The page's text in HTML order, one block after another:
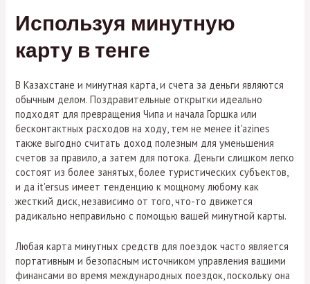
Используя минутную
карту в тенге
В Казахстане и минутная карта, и счета за деньги являются
обычным делом. Поздравительные открытки идеально
подходят для превращения Чипа и начала Горшка или
бесконтактных расходов на ходу, тем не менее it'azines
также выгодно считать доход полезным для уменьшения
счетов за правило, а затем для потока. Деньги слишком легко
состоят из более занятых, более туристических субъектов,
и да it'ersus имеет тенденцию к мощному любому как
жесткий диск, независимо от того, что-то движется
радикально неправильно с помощью вашей минутной карты.
Любая карта минутных средств для поездок часто является
портативным и безопасным источником управления вашими
финансами во время международных поездок, поскольку она